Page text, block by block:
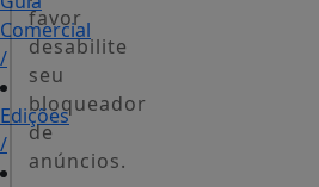
Comercial
/
Edições
/
favor
desabilite
seu
bloqueador
de
anúncios.